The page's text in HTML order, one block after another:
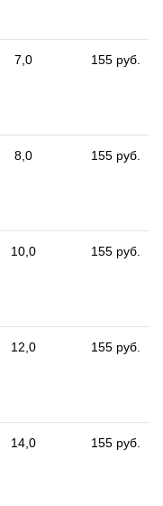
7,0 155 руб.
8,0 155 руб.
10,0 155 руб.
12,0 155 руб.
14,0 155 руб.